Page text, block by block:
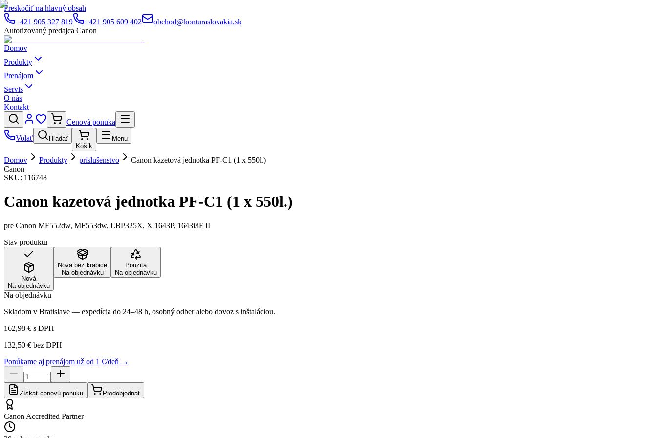
Preskočiť na hlavný obsah
+421 905 327 819
+421 905 609 402
obchod@konturaslovakia.sk
Autorizovaný predajca Canon
Domov
Produkty
Prenájom
Servis
O nás
Kontakt
Cenová ponuka
Volať
Hľadať
Košík
Menu
Domov Produkty príslušenstvo
Canon kazetová jednotka PF-C1 (1 x 550l.)
Canon
SKU: 116748
Canon kazetová jednotka PF-C1 (1 x 550l.)
pre Canon MF552dw, MF553dw, LBP325X, X 1643P, 1643i/iF II
Stav produktu
Nová
Na objednávku
Nová bez krabice
Na objednávku
Použitá
Na objednávku
Na objednávku
Skladom v Bratislave — expedícia do 24–48 h, osobný odber alebo dovoz s inštaláciou.
162,98 € s DPH
132,50 € bez DPH
Ponúkame aj prenájom už od 1 €/deň →
Získať cenovú ponuku Predobjednať
Canon Accredited Partner